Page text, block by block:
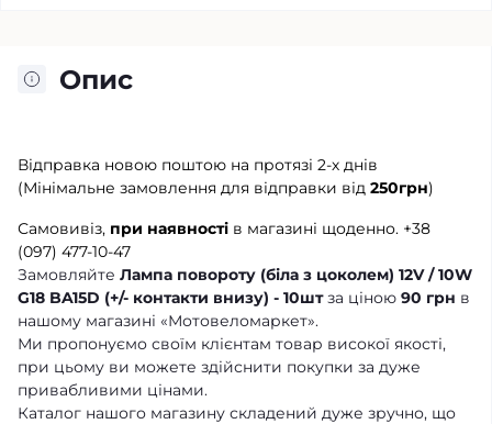
Опис
Відправка новою поштою на протязі 2-х днів
(Мінімальне замовлення для відправки від 250грн)
Самовивіз, при наявності в магазині щоденно. +38
(097) 477-10-47
Замовляйте Лампа повороту (біла з цоколем) 12V / 10W
G18 BA15D (+/- контакти внизу) - 10штза ціною 90 грн в
нашому магазині «Мотовеломаркет».
Ми пропонуємо своїм клієнтам товар високої якості,
при цьому ви можете здійснити покупки за дуже
привабливими цінами.
Каталог нашого магазину складений дуже зручно, що